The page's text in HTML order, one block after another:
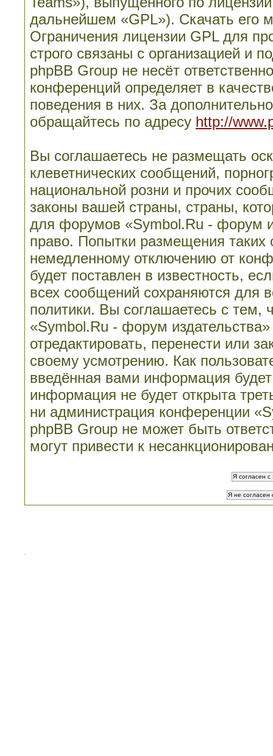
дальнейшем «GPL»). Скачать его
Ограничения лицензии GPL для
строго связаны с организацией и
phpBB Group не несёт
конференций определяет в
поведения в них. За
обращайтесь по адресу http://
Вы соглашаетесь не размещать
клеветнических сообщений,
национальной розни и прочих
законы вашей страны, страны,
для форумов «Symbol.Ru - форум
право. Попытки размещения
немедленному отключению от
будет поставлен в известность,
всех сообщений сохраняются для
политики. Вы соглашаетесь с
«Symbol.Ru - форум
отредактировать, перенести или
своему усмотрению. Как
введённая вами информация
информация не будет открыта
ни администрация конференции
phpBB Group не может быть
могут привести к